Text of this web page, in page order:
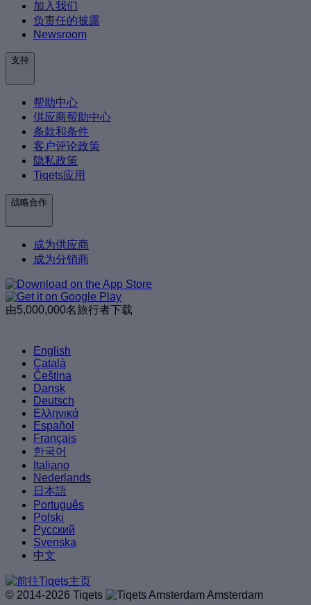
加入我们
负责任的披露
Newsroom
支持
帮助中心
供应商帮助中心
条款和条件
客户评论政策
隐私政策
Tiqets应用
战略合作
成为供应商
成为分销商
由5,000,000名旅行者下载
English
Català
Čeština
Dansk
Deutsch
Ελληνικά
Español
Français
한국어
Italiano
Nederlands
日本語
Português
Polski
Русский
Svenska
中文
© 2014-2026 Tiqets
Amsterdam